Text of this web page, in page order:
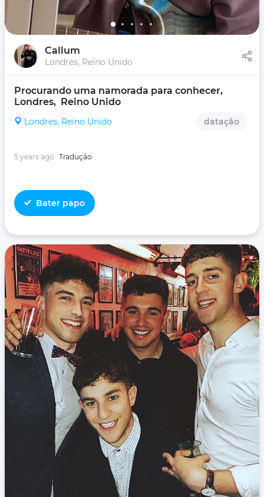
Callum
Londres, Reino Unido
Procurando uma namorada para conhecer,
Londres,  Reino Unido
Londres, Reino Unido datação
5 years ago Tradução
Bater papo